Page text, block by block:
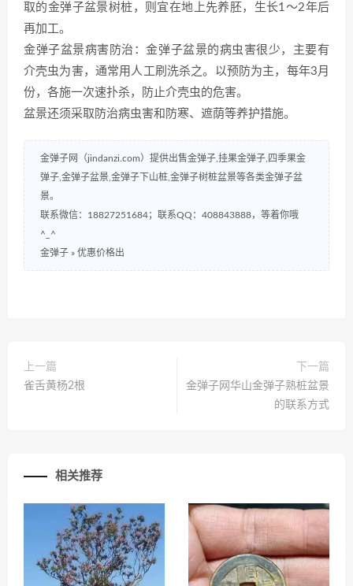
取的金弹子盆景树桩，则宜在地上先养胚，生长1～2年后
再加工。
金弹子盆景病害防治：金弹子盆景的病虫害很少，主要有
介壳虫为害，通常用人工刷洗杀之。以预防为主，每年3月
份，各施一次速扑杀，防止介壳虫的危害。
盆景还须采取防治病虫害和防寒、遮荫等养护措施。
金弹子网（jindanzi.com）提供出售金弹子,挂果金弹子,四季果金
弹子,金弹子盆景,金弹子下山桩,金弹子树桩盆景等各类金弹子盆
景。
联系微信：18827251684；联系QQ：408843888，等着你哦
^_^
金弹子 » 优惠价格出
上一篇
雀舌黄杨2根
下一篇
金弹子网华山金弹子熟桩盆景
的联系方式
相关推荐